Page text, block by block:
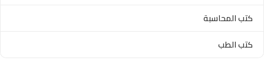
كتب المحاسبة
كتب الطب